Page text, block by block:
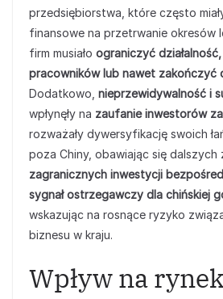
przedsiębiorstwa, które często
finansowe na przetrwanie okresów
firm musiało ograniczyć
pracowników lub nawet zakończyć
Dodatkowo, nieprzewidywalność i
wpłynęły na zaufanie inwestorów
rozważały dywersyfikację swoich
poza Chiny, obawiając się dalszych
zagranicznych inwestycji
sygnał ostrzegawczy dla chińskiej
wskazując na rosnące ryzyko
biznesu w kraju.
Wpływ na